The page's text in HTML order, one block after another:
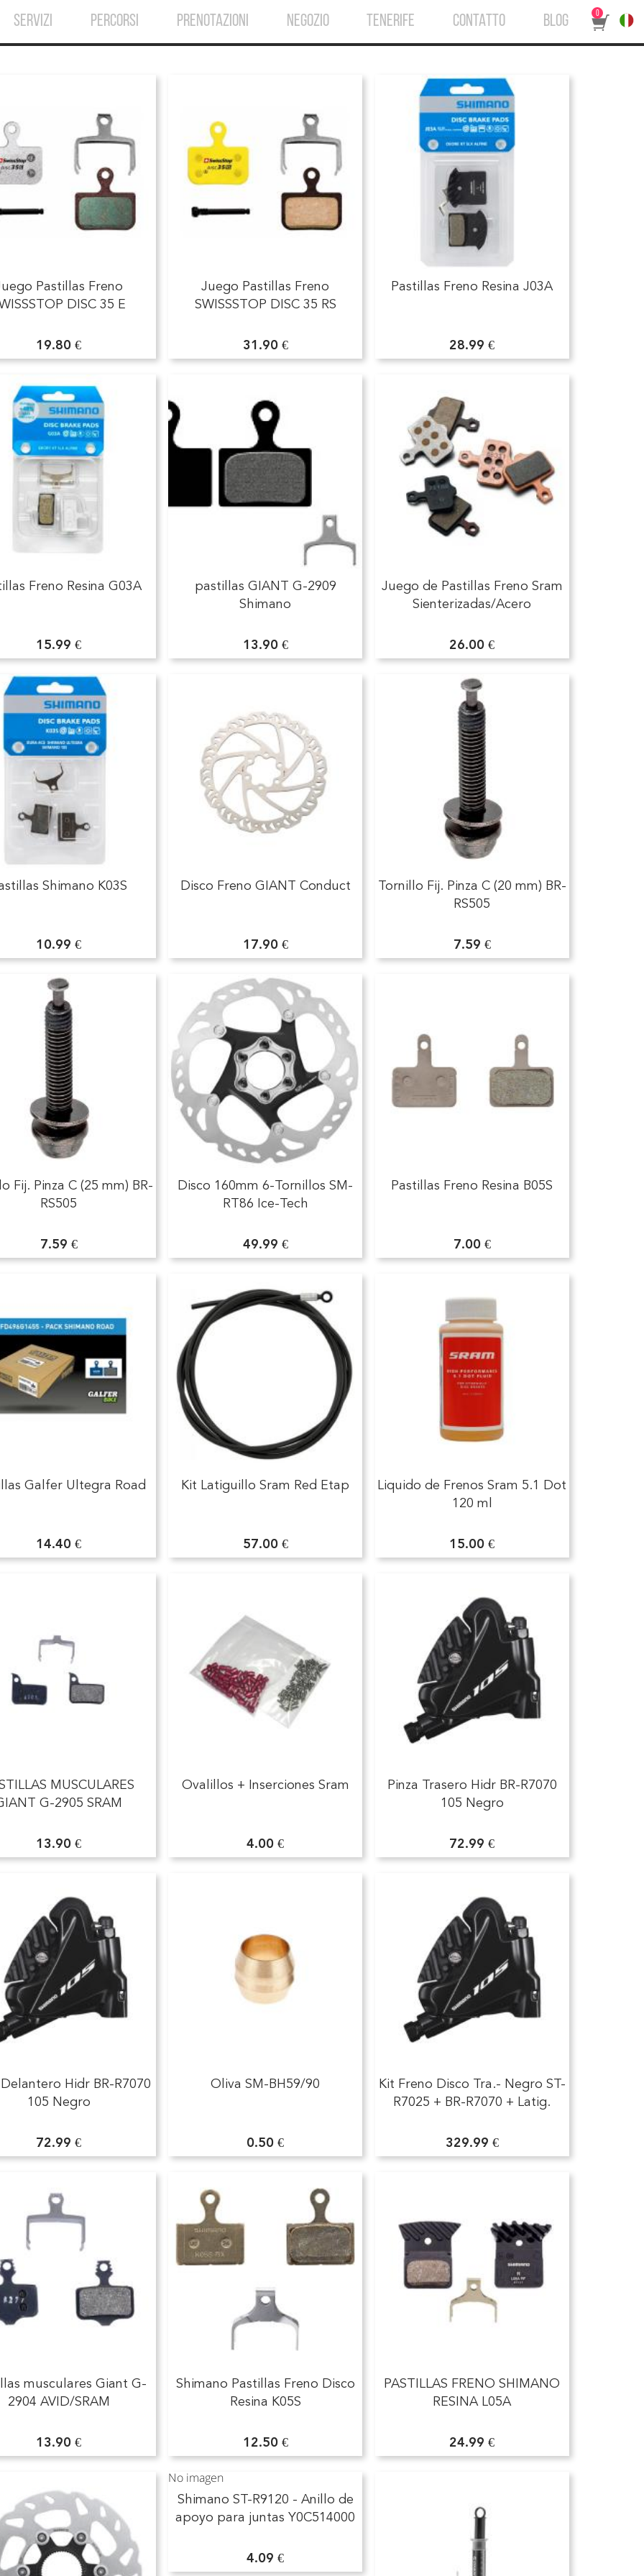
SERVIZI PERCORSI PRENOTAZIONI NEGOZIO TENERIFE CONTATTO BLOG 0
Pastillas Freno
DISC 35 E
19.80 €
Juego Pastillas Freno
SWISSSTOP DISC 35 RS
31.90 €
Pastillas Freno Resina J03A
28.99 €
Freno Resina G03A
15.99 €
pastillas GIANT G-2909
Shimano
13.90 €
Juego de Pastillas Freno Sram
Sienterizadas/Acero
26.00 €
Shimano K03S
10.99 €
Disco Freno GIANT Conduct
17.90 €
Tornillo Fij. Pinza C (20 mm) BR-
RS505
7.59 €
Fij. Pinza C (25 mm) BR-
RS505
7.59 €
Disco 160mm 6-Tornillos SM-
RT86 Ice-Tech
49.99 €
Pastillas Freno Resina B05S
7.00 €
Galfer Ultegra Road
14.40 €
Kit Latiguillo Sram Red Etap
57.00 €
Liquido de Frenos Sram 5.1 Dot
120 ml
15.00 €
MUSCULARES
G-2905 SRAM
13.90 €
Ovalillos + Inserciones Sram
4.00 €
Pinza Trasero Hidr BR-R7070
105 Negro
72.99 €
Hidr BR-R7070
105 Negro
72.99 €
Oliva SM-BH59/90
0.50 €
Kit Freno Disco Tra.- Negro ST-
R7025 + BR-R7070 + Latig.
329.99 €
musculares Giant G­
2904 AVID/SRAM
13.90 €
Shimano Pastillas Freno Disco
Resina K05S
12.50 €
PASTILLAS FRENO SHIMANO
RESINA L05A
24.99 €
No imagen
Shimano ST-R9120 - Anillo de
apoyo para juntas Y0C514000
4.09 €